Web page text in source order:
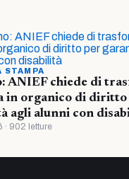
STAMPA
ANIEF chiede di
in organico di
agli alunni con
· 902 letture